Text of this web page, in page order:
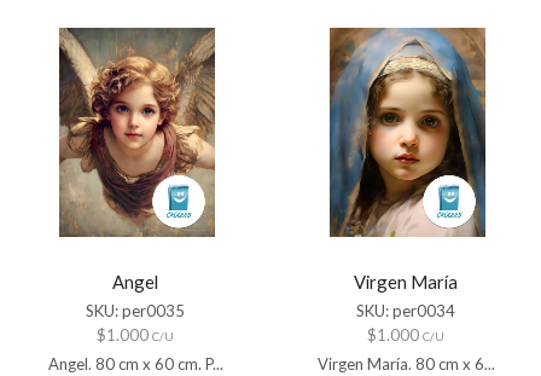
Angel
SKU:per0035
$1.000 C/U
Angel. 80 cm x 60 cm. P...
Virgen María
SKU:per0034
$1.000 C/U
Virgen María. 80 cm x 6...